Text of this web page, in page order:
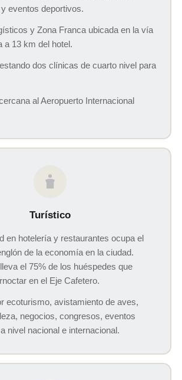
eventos deportivos.
y Zona Franca ubicada en la vía
a 13 km del hotel.
dos clínicas de cuarto nivel para
al Aeropuerto Internacional
Turístico
en hotelería y restaurantes ocupa el
de la economía en la ciudad.
el 75% de los huéspedes que
en el Eje Cafetero.
ecoturismo, avistamiento de aves,
negocios, congresos, eventos
nivel nacional e internacional.